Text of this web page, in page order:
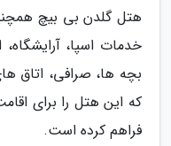
هتل گلدن بی بیچ
خدمات اسپا،
بچه ها، صرافی، اتاق
که این هتل را برای
فراهم کرده است.